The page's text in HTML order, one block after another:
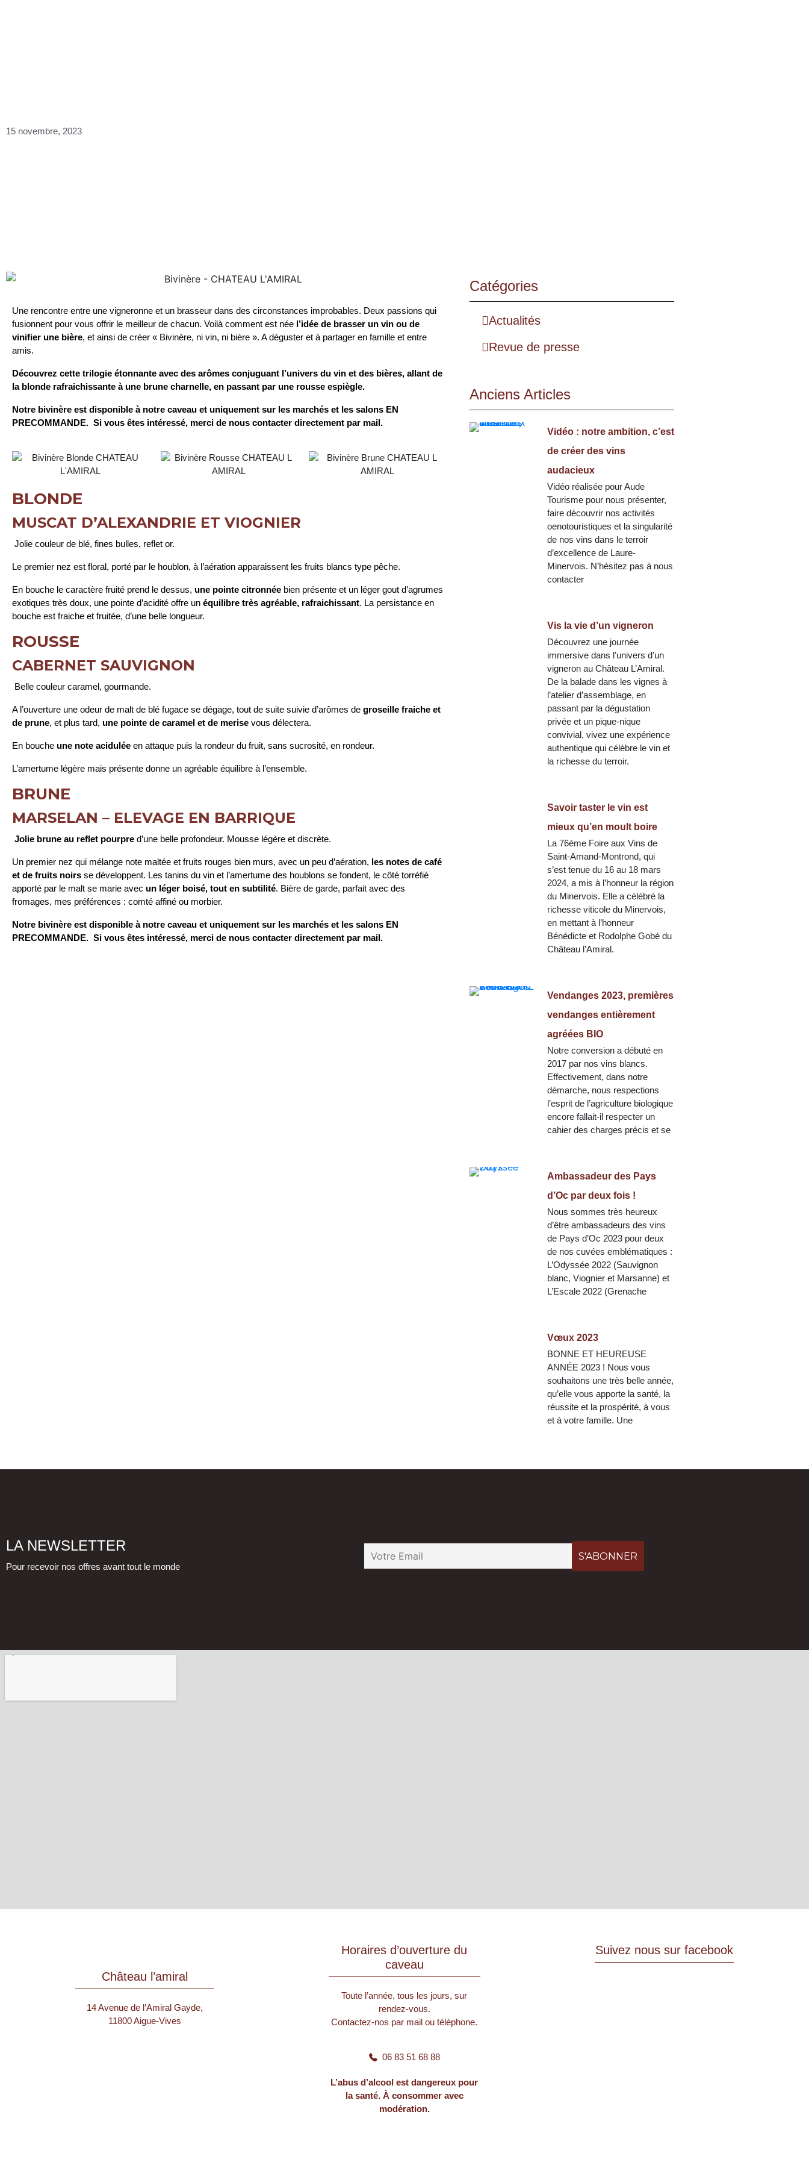
15 novembre, 2023
Une rencontre entre une vigneronne et un brasseur dans des circonstances improbables. Deux passions qui
fusionnent pour vous offrir le meilleur de chacun. Voilà comment est née l’idée de brasser un vin ou de
vinifier une bière, et ainsi de créer « Bivinère, ni vin, ni bière ». A déguster et à partager en famille et entre
amis.
Découvrez cette trilogie étonnante avec des arômes conjuguant l’univers du vin et des bières, allant de
la blonde rafraichissante à une brune charnelle, en passant par une rousse espiègle.
Notre bivinère est disponible à notre caveau et uniquement sur les marchés et les salons EN
PRECOMMANDE. Si vous êtes intéressé, merci de nous contacter directement par mail.
BLONDE
MUSCAT D’ALEXANDRIE ET VIOGNIER
Jolie couleur de blé, fines bulles, reflet or.
Le premier nez est floral, porté par le houblon, à l’aération apparaissent les fruits blancs type pêche.
En bouche le caractère fruité prend le dessus, une pointe citronnée bien présente et un léger gout d’agrumes
exotiques très doux, une pointe d’acidité offre un équilibre très agréable, rafraichissant. La persistance en
bouche est fraiche et fruitée, d’une belle longueur.
ROUSSE
CABERNET SAUVIGNON
Belle couleur caramel, gourmande.
A l’ouverture une odeur de malt de blé fugace se dégage, tout de suite suivie d’arômes de groseille fraiche et
de prune, et plus tard, une pointe de caramel et de merise vous délectera.
En bouche une note acidulée en attaque puis la rondeur du fruit, sans sucrosité, en rondeur.
L’amertume légère mais présente donne un agréable équilibre à l’ensemble.
BRUNE
MARSELAN – ELEVAGE EN BARRIQUE
Jolie brune au reflet pourpre d’une belle profondeur. Mousse légère et discrète.
Un premier nez qui mélange note maltée et fruits rouges bien murs, avec un peu d’aération, les notes de café
et de fruits noirs se développent. Les tanins du vin et l’amertume des houblons se fondent, le côté torréfié
apporté par le malt se marie avec un léger boisé, tout en subtilité. Bière de garde, parfait avec des
fromages, mes préférences : comté affiné ou morbier.
Notre bivinère est disponible à notre caveau et uniquement sur les marchés et les salons EN
PRECOMMANDE. Si vous êtes intéressé, merci de nous contacter directement par mail.
Catégories
Actualités
Revue de presse
Anciens Articles
Vidéo : notre ambition, c’est
de créer des vins
audacieux
Vidéo réalisée pour Aude
Tourisme pour nous présenter,
faire découvrir nos activités
oenotouristiques et la singularité
de nos vins dans le terroir
d’excellence de Laure-
Minervois. N’hésitez pas à nous
contacter
Vis la vie d’un vigneron
Découvrez une journée
immersive dans l’univers d’un
vigneron au Château L’Amiral.
De la balade dans les vignes à
l’atelier d’assemblage, en
passant par la dégustation
privée et un pique-nique
convivial, vivez une expérience
authentique qui célèbre le vin et
la richesse du terroir.
Savoir taster le vin est
mieux qu’en moult boire
La 76ème Foire aux Vins de
Saint-Amand-Montrond, qui
s’est tenue du 16 au 18 mars
2024, a mis à l’honneur la région
du Minervois. Elle a célébré la
richesse viticole du Minervois,
en mettant à l’honneur
Bénédicte et Rodolphe Gobé du
Château l’Amiral.
Vendanges 2023, premières
vendanges entièrement
agréées BIO
Notre conversion a débuté en
2017 par nos vins blancs.
Effectivement, dans notre
démarche, nous respections
l’esprit de l’agriculture biologique
encore fallait-il respecter un
cahier des charges précis et se
Ambassadeur des Pays
d’Oc par deux fois !
Nous sommes très heureux
d’être ambassadeurs des vins
de Pays d’Oc 2023 pour deux
de nos cuvées emblématiques :
L’Odyssée 2022 (Sauvignon
blanc, Viognier et Marsanne) et
L’Escale 2022 (Grenache
Vœux 2023
BONNE ET HEUREUSE
ANNÉE 2023 ! Nous vous
souhaitons une très belle année,
qu’elle vous apporte la santé, la
réussite et la prospérité, à vous
et à votre famille. Une
LA NEWSLETTER
Pour recevoir nos offres avant tout le monde
Château l’amiral
14 Avenue de l’Amiral Gayde,
11800 Aigue-Vives
Horaires d’ouverture du
caveau
Toute l’année, tous les jours, sur
rendez-vous.
Contactez-nos par mail ou téléphone.
06 83 51 68 88
L’abus d’alcool est dangereux pour
la santé. À consommer avec
modération.
Suivez nous sur facebook